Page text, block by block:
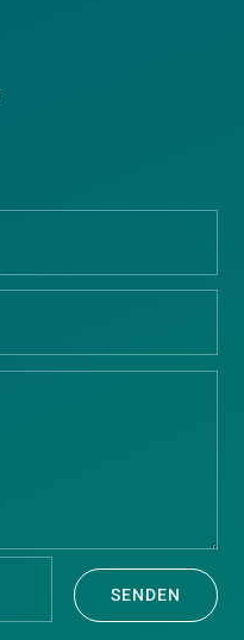
SENDEN